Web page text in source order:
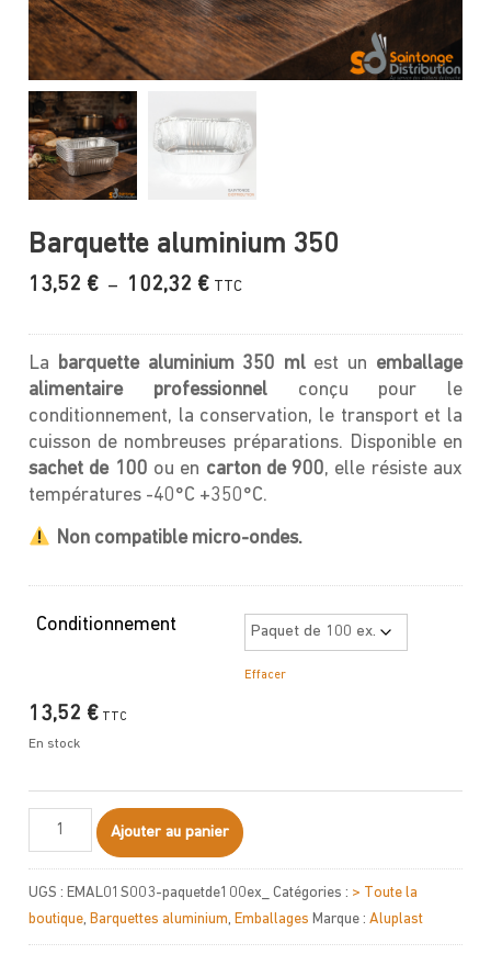
Barquette aluminium 350
13,52 € – 102,32 €
Plage
13,52 €
à
102,32 €
TTC
La barquette aluminium 350 mlest un emballage
alimentaire professionnelconçu pour le
conditionnement, la conservation, le transport et la
cuisson de nombreuses préparations. Disponible en
sachet de 100 ou en carton de 900, elle résiste aux
températures -40°C +350°C.
Non compatible micro-ondes.
Conditionnement
Effacer
13,52 € TTC
En stock
quantité
Barquette
aluminium
350
Ajouter au panier
UGS :EMAL01S003-paquetde100ex_ Catégories : > Toute la
boutique,Barquettes aluminium,Emballages Marque :Aluplast